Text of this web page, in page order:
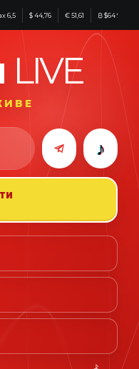
6,5 $ 44,76 € 51,61 ₿ $64 929
LIVE
♪